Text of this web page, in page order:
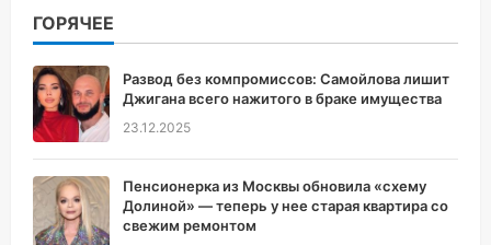
ГОРЯЧЕЕ
Развод без компромиссов: Самойлова лишит
Джигана всего нажитого в браке имущества
23.12.2025
Пенсионерка из Москвы обновила «схему
Долиной» — теперь у нее старая квартира со
свежим ремонтом